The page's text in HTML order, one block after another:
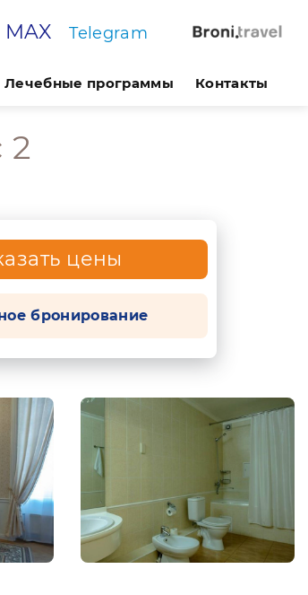
MAX Telegram
Лечебные программы Контакты
2
цены
бронирование